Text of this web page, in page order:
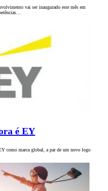
vai ser inaugurado este mês em
é EY
como marca global, a par de um novo logo